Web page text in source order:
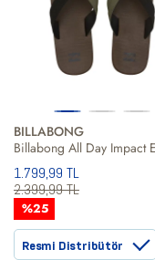
BILLABONG
1.799,99 TL
2.399,99 TL
%25
Resmi Distribütör